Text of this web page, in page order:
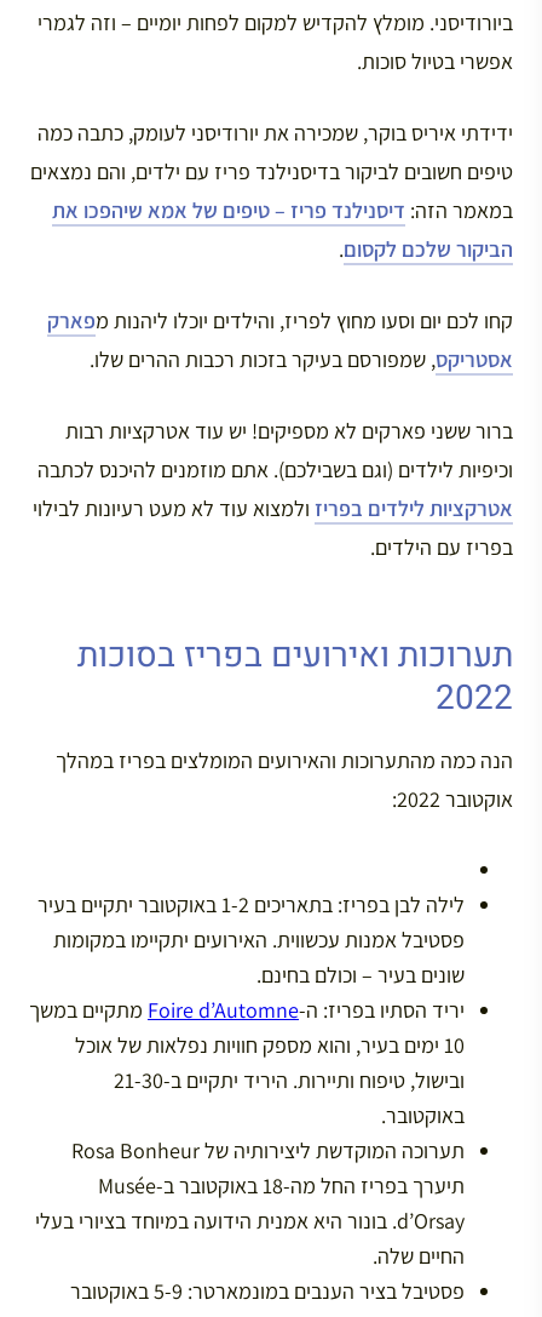
ביורודיסני. מומלץ להקדיש למקום לפחות יומיים – וזה לגמרי
אפשרי בטיול סוכות.
ידידתי איריס בוקר, שמכירה את יורודיסני לעומק, כתבה כמה
טיפים חשובים לביקור בדיסנילנד פריז עם ילדים, והם נמצאים
במאמר הזה: דיסנילנד פריז – טיפים של אמא שיהפכו את
הביקור שלכם לקסום.
קחו לכם יום וסעו מחוץ לפריז, והילדים יוכלו ליהנות מפארק
אסטריקס, שמפורסם בעיקר בזכות רכבות ההרים שלו.
ברור ששני פארקים לא מספיקים! יש עוד אטרקציות רבות
וכיפיות לילדים (וגם בשבילכם). אתם מוזמנים להיכנס לכתבה
אטרקציות לילדים בפריז ולמצוא עוד לא מעט רעיונות לבילוי
בפריז עם הילדים.
תערוכות ואירועים בפריז בסוכות
2022
הנה כמה מהתערוכות והאירועים המומלצים בפריז במהלך
אוקטובר 2022:
לילה לבן בפריז: בתאריכים 1-2 באוקטובר יתקיים בעיר
פסטיבל אמנות עכשווית. האירועים יתקיימו במקומות
שונים בעיר – וכולם בחינם.
יריד הסתיו בפריז: ה-Foire d’Automne מתקיים במשך
10 ימים בעיר, והוא מספק חוויות נפלאות של אוכל
ובישול, טיפוח ותיירות. היריד יתקיים ב-21-30
באוקטובר.
תערוכה המוקדשת ליצירותיה של Rosa Bonheur
תיערך בפריז החל מה-18 באוקטובר ב-Musée
d’Orsay. בונור היא אמנית הידועה במיוחד בציורי בעלי
החיים שלה.
פסטיבל בציר הענבים במונמארטר: 5-9 באוקטובר